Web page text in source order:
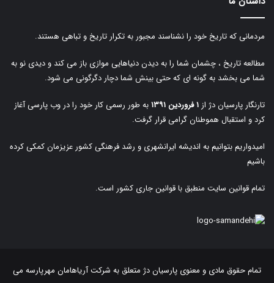
مردمانی که تاریخ خود را نشناسند مجبور به تکرار تاریخ و تباهی هستند.
مطالعه تاریخ ، چشمان شما را به دیدن دنیاهایی موازی باز می کند و دیدی نو به
شما می بخشد به گونه ای که حتی بینش شما دچار دگرگونی می شود.
تارنگار پارسیان دژ از ۱ فروردین ۱۳۹۱
به طور رسمی کار خود را در وب پارسی آغاز
کرد و استقبال هموطنان گرامی قرار گرفت.
امیدواریم بتوانیم به اندیشه ایرانشهری و رشد فرهنگی کشور عزیزمان کمکی کرده
باشیم
تمام قوانین سایت منطبق با قوانین جاری کشور است.
تمام حقوق مادی و معنوی پارسیان دژ متعلق به شرکت آریاهامان مهرپارسه می